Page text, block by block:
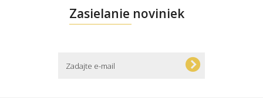
Zasielanie noviniek